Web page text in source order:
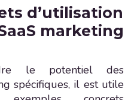
d’utilisation
marketing
le potentiel des
spécifiques, il est utile